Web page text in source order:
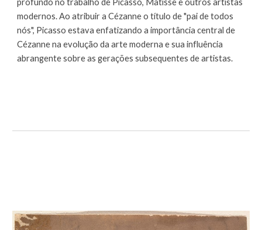
profundo no trabalho de Picasso, Matisse e outros artistas
modernos. Ao atribuir a Cézanne o título de "pai de todos
nós", Picasso estava enfatizando a importância central de
Cézanne na evolução da arte moderna e sua influência
abrangente sobre as gerações subsequentes de artistas.